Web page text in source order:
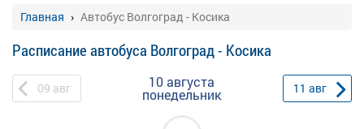
Главная Автобус Волгоград - Косика
Расписание автобуса Волгоград - Косика
09 авг 10 августа
понедельник 11 авг